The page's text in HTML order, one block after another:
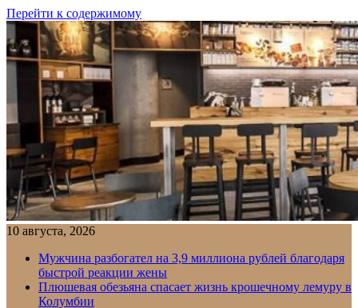
Перейти к содержимому
10 августа, 2026
Мужчина разбогател на 3,9 миллиона рублей благодаря
быстрой реакции жены
Плюшевая обезьяна спасает жизнь крошечному лемуру в
Колумбии